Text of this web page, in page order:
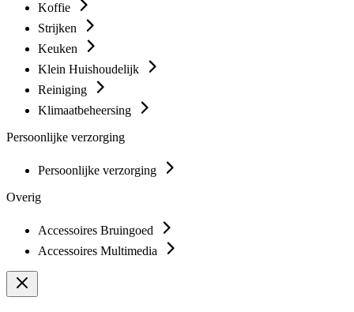
Koffie
Strijken
Keuken
Klein Huishoudelijk
Reiniging
Klimaatbeheersing
Persoonlijke verzorging
Persoonlijke verzorging
Overig
Accessoires Bruingoed
Accessoires Multimedia